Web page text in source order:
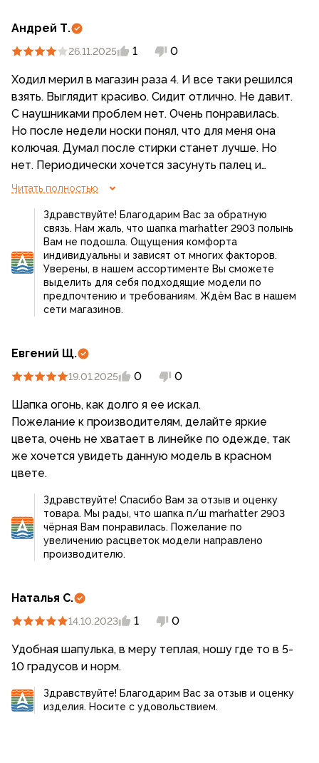
Андрей Т.
26.11.2025 1 0
Ходил мерил в магазин раза 4. И все таки решился
взять. Выглядит красиво. Сидит отлично. Не давит.
С наушниками проблем нет. Очень понравилась.
Но после недели носки понял, что для меня она
колючая. Думал после стирки станет лучше. Но
нет. Периодически хочется засунуть палец и
почесать лоб. Даже не смотря на содержание
Кто не чувствителен к таким волокнам,
рекомендую брать. Не пожалеете. Пока отложил
ее на полку. Может кому подарю.
Читать полностью
Здравствуйте! Благодарим Вас за обратную
связь. Нам жаль, что шапка marhatter 2903 полынь
Вам не подошла. Ощущения комфорта
индивидуальны и зависят от многих факторов.
Уверены, в нашем ассортименте Вы сможете
выделить для себя подходящие модели по
предпочтению и требованиям. Ждём Вас в нашем
сети магазинов.
Евгений Щ.
19.01.2025 0 0
Шапка огонь, как долго я ее искал.
Пожелание к производителям, делайте яркие
цвета, очень не хватает в линейке по одежде, так
же хочется увидеть данную модель в красном
цвете.
Здравствуйте! Спасибо Вам за отзыв и оценку
товара. Мы рады, что шапка п/ш marhatter 2903
чёрная Вам понравилась. Пожелание по
увеличению расцветок модели направлено
производителю.
Наталья С.
14.10.2023 1 0
Удобная шапулька, в меру теплая, ношу где то в 5-
10 градусов и норм.
Здравствуйте! Благодарим Вас за отзыв и оценку
изделия. Носите с удовольствием.